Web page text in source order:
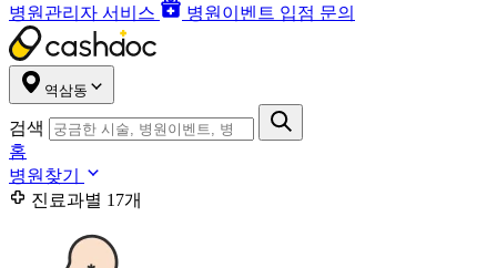
병원관리자 서비스
병원이벤트 입점 문의
역삼동
검색
홈
병원찾기
진료과별 17개